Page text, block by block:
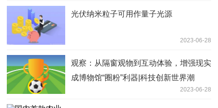
光伏纳米粒子可用作量子光源
2023-06-28
观察：从隔窗观物到互动体验，增强现实
成博物馆“圈粉”利器|科技创新世界潮
2023-06-28